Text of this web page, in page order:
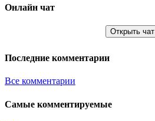
Онлайн чат
Открыть чат
Последние комментарии
Все комментарии
Самые комментируемые